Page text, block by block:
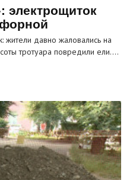
электрощиток
давно жаловались на
тротуара повредили ели.…